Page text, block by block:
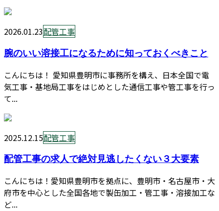
2026.01.23配管工事
腕のいい溶接工になるために知っておくべきこと
こんにちは！ 愛知県豊明市に事務所を構え、日本全国で電
気工事・基地局工事をはじめとした通信工事や管工事を行っ
て...
2025.12.15配管工事
配管工事の求人で絶対見逃したくない３大要素
こんにちは！愛知県豊明市を拠点に、豊明市・名古屋市・大
府市を中心とした全国各地で製缶加工・管工事・溶接加工な
ど...